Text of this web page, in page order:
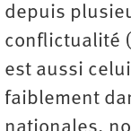
depuis
conflictualité
est aussi
faiblement